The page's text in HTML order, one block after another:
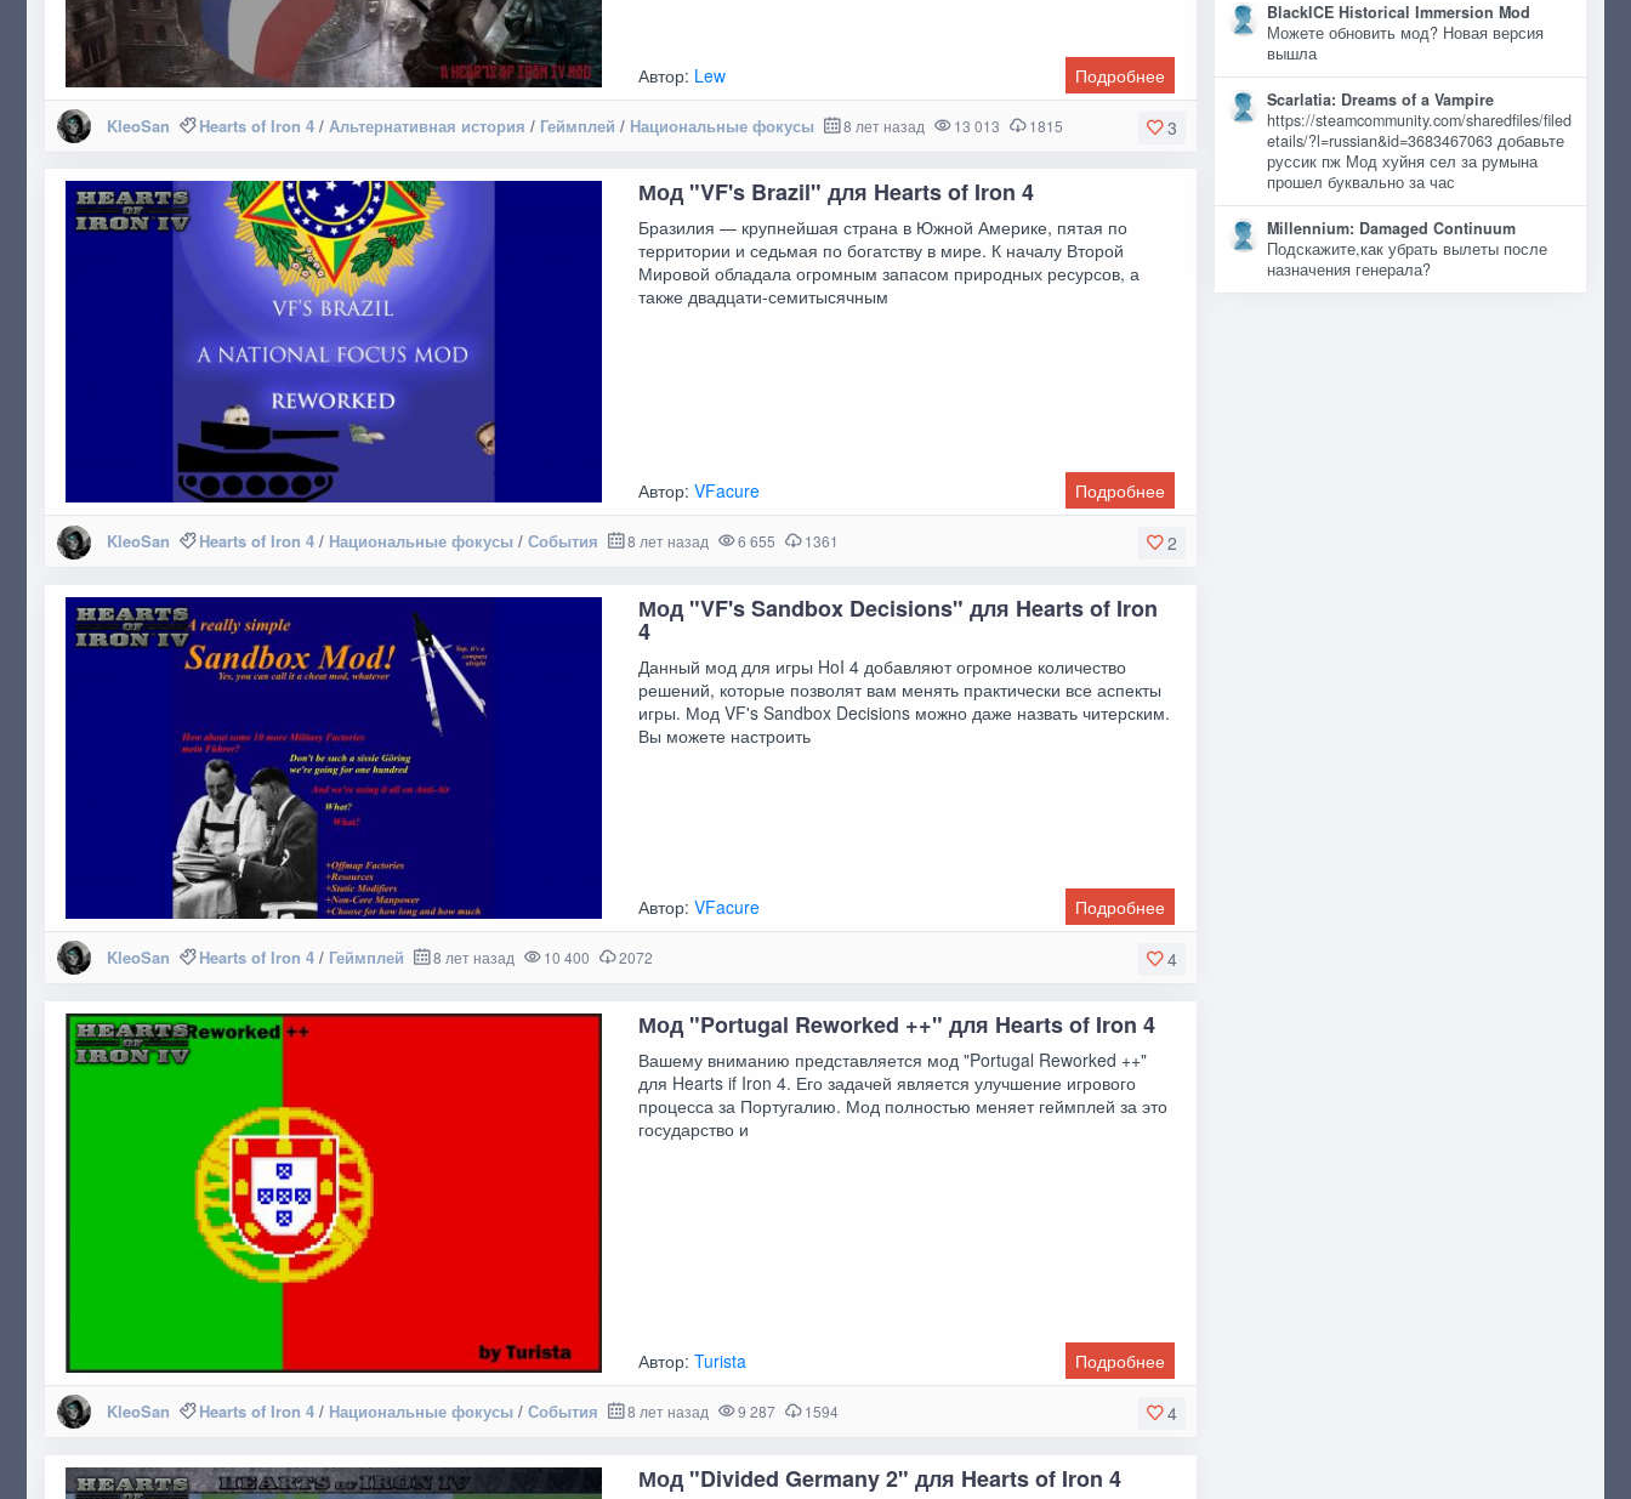
Автор: Lew Подробнее
3
KleoSan Hearts of Iron 4/ Альтернативная история / Геймплей / Национальные фокусы 8 лет назад 13 013 1815
Мод "VF's Brazil" для Hearts of Iron 4
Бразилия — крупнейшая страна в Южной Америке, пятая по
территории и седьмая по богатству в мире. К началу Второй
Мировой обладала огромным запасом природных ресурсов, а
также двадцати-семитысячным
Автор:VFacure Подробнее
2
KleoSan Hearts of Iron 4/ Национальные фокусы / События 8 лет назад 6 655 1361
Мод "VF's Sandbox Decisions" для Hearts of Iron
4
Данный мод для игры HoI 4 добавляют огромное количество
решений, которые позволят вам менять практически все аспекты
игры. Мод VF's Sandbox Decisions можно даже назвать читерским.
Вы можете настроить
Автор:VFacure Подробнее
4
KleoSan Hearts of Iron 4/ Геймплей 8 лет назад 10 400 2072
Мод "Portugal Reworked ++" для Hearts of Iron 4
Вашему вниманию представляется мод "Portugal Reworked ++"
для Hearts if Iron 4. Его задачей является улучшение игрового
процесса за Португалию. Мод полностью меняет геймплей за это
государство и
Автор:Turista Подробнее
4
KleoSan Hearts of Iron 4/ Национальные фокусы / События 8 лет назад 9 287 1594
Мод "Divided Germany 2" для Hearts of Iron 4
BlackICE Historical Immersion Mod
Можете обновить мод? Новая версия
вышла
Scarlatia: Dreams of a Vampire
https://steamcommunity.com/sharedfiles/filed
etails/?l=russian&id=3683467063 добавьте
руссик пж Мод хуйня сел за румына
прошел буквально за час
Millennium: Damaged Continuum
Подскажите,как убрать вылеты после
назначения генерала?